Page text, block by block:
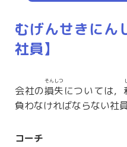
むげんせきにん
社員】
会社の損失
そんしつ
については，
負わなければならない社員
コーチ